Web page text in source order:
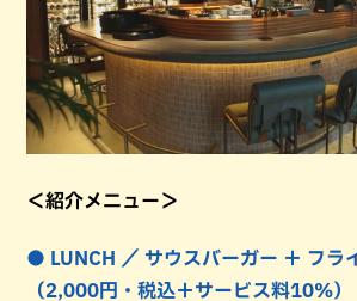
＜紹介メニュー＞
● LUNCH ／ サウスバーガー ＋ フラ
（2,000円・税込＋サービス料10%）